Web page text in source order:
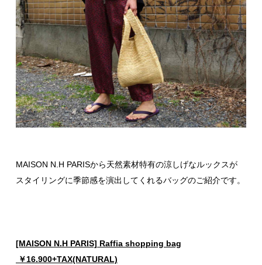
MAISON N.H PARISから天然素材特有の涼しげなルックスが
スタイリングに季節感を演出してくれるバッグのご紹介です。
[MAISON N.H PARIS] Raffia shopping bag
￥16.900+TAX(NATURAL)